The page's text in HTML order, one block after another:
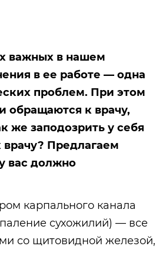
важных в нашем
в ее работе — одна
проблем. При этом
обращаются к врачу,
же заподозрить у себя
Предлагаем
вас должно
карпального канала
сухожилий) — все
со щитовидной железой,